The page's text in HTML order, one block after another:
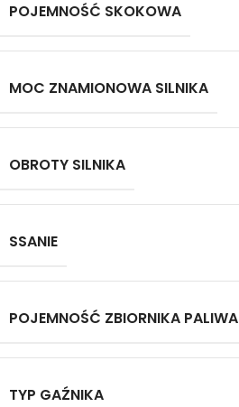
POJEMNOŚĆ SKOKOWA
MOC ZNAMIONOWA SILNIKA
OBROTY SILNIKA
SSANIE
POJEMNOŚĆ ZBIORNIKA PALIWA
TYP GAŹNIKA